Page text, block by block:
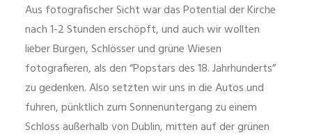
Aus fotografischer Sicht war das Potential der Kirche
nach 1-2 Stunden erschöpft, und auch wir wollten
lieber Burgen, Schlösser und grüne Wiesen
fotografieren, als den “Popstars des 18. Jahrhunderts”
zu gedenken. Also setzten wir uns in die Autos und
fuhren, pünktlich zum Sonnenuntergang zu einem
Schloss außerhalb von Dublin, mitten auf der grünen